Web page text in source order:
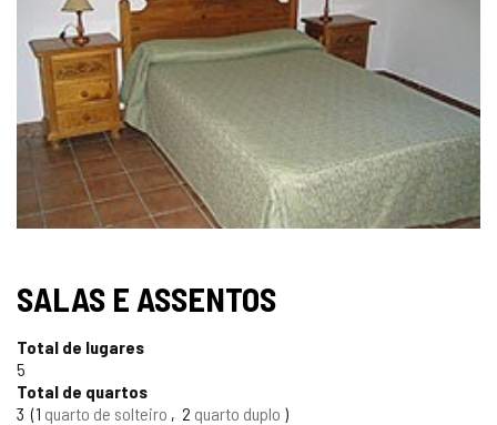
SELO
TURISMO
CONFIÁVEL
SALAS E ASSENTOS
Total de lugares
5
Total de quartos
3
1 quarto de solteiro 2 quarto duplo